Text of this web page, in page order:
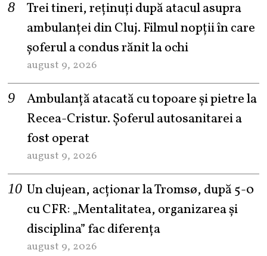
Trei tineri, reținuți după atacul asupra
ambulanței din Cluj. Filmul nopții în care
șoferul a condus rănit la ochi
august 9, 2026
Ambulanță atacată cu topoare și pietre la
Recea-Cristur. Șoferul autosanitarei a
fost operat
august 9, 2026
Un clujean, acționar la Tromsø, după 5-0
cu CFR: „Mentalitatea, organizarea și
disciplina” fac diferența
august 9, 2026